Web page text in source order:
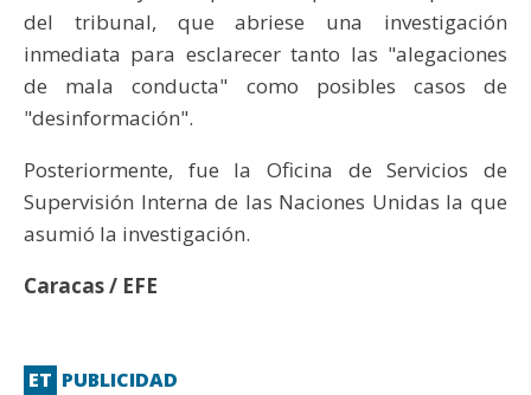
del tribunal, que abriese una investigación
inmediata para esclarecer tanto las "alegaciones
de mala conducta" como posibles casos de
"desinformación".
Posteriormente, fue la Oficina de Servicios de
Supervisión Interna de las Naciones Unidas la que
asumió la investigación.
Caracas / EFE
ET PUBLICIDAD